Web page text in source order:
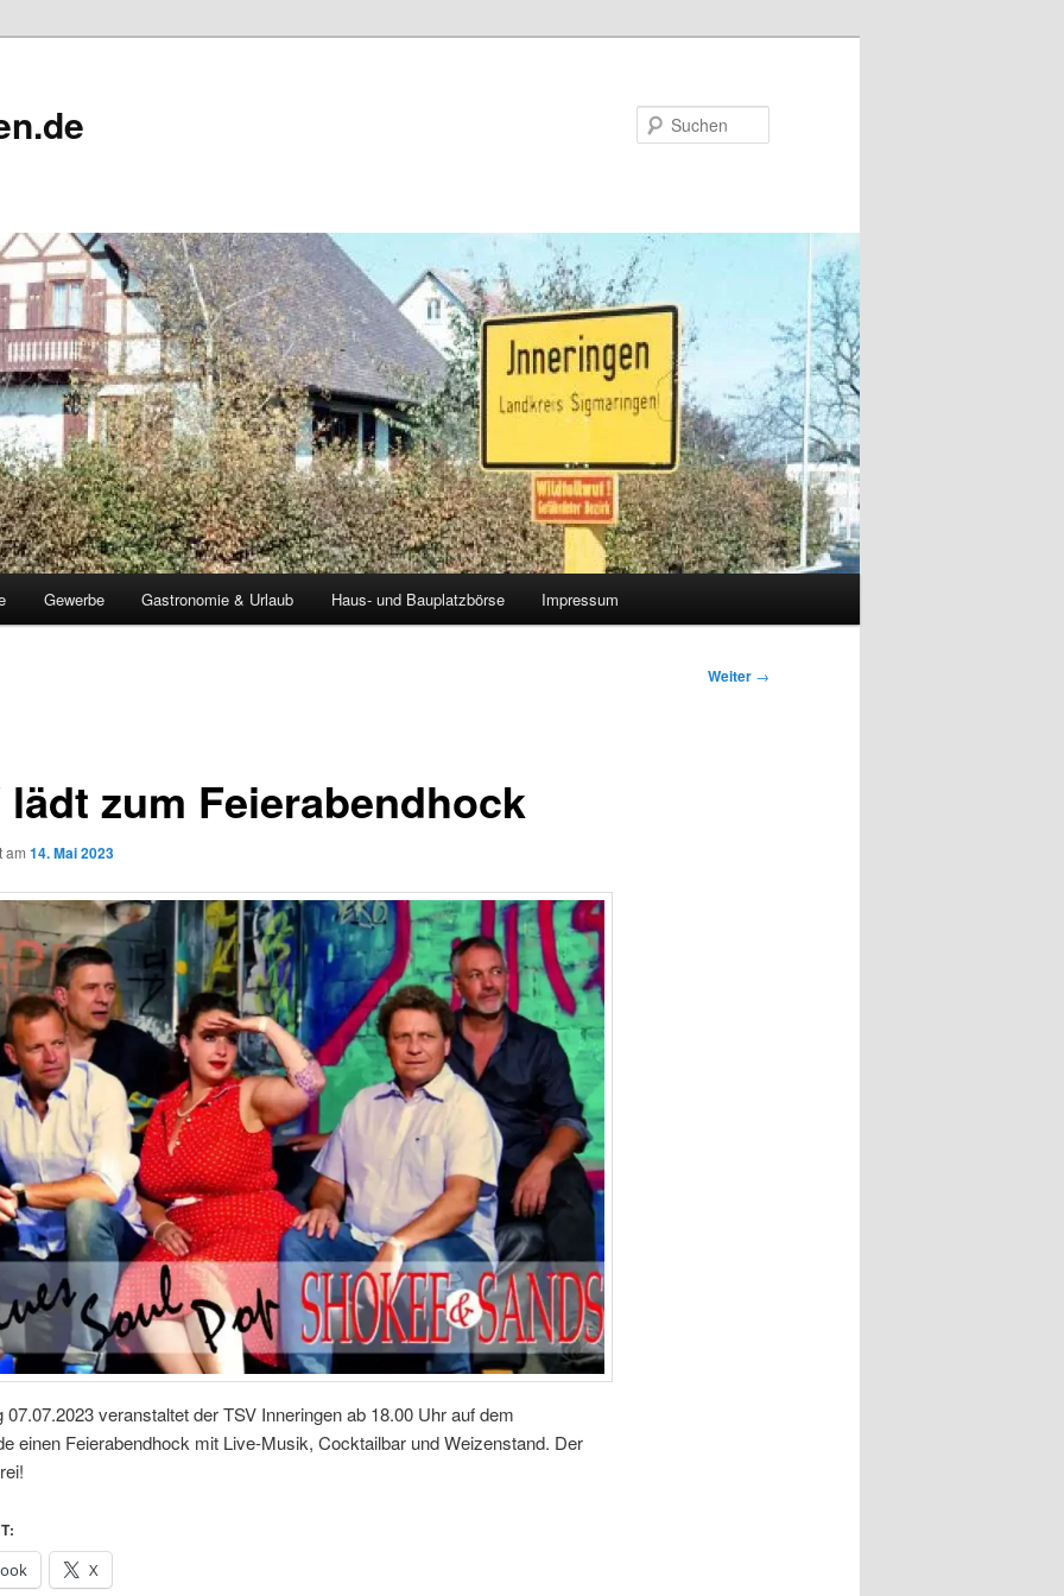
Gewerbe Gastronomie & Urlaub Haus- und Bauplatzbörse Impressum
Weiter →
lädt zum Feierabendhock
am 14. Mai 2023
07.07.2023 veranstaltet der TSV Inneringen ab 18.00 Uhr auf dem
einen Feierabendhock mit Live-Musik, Cocktailbar und Weizenstand. Der
X